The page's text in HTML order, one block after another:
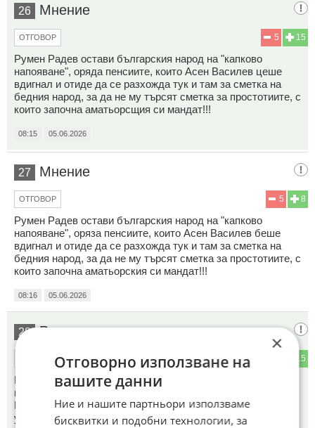
26 Мнение
15
5
ОТГОВОР
Румен Радев остави българския народ на "капково
напояване", оряда пенсиите, които Асен Василев цеше
вдигнал и отиде да се разхожда тук и там за сметка на
бедния народ, за да не му търсят сметка за простотиите, с
които започна аматьорсщия си мандат!!!
08:15 05.06.2026
27 Мнение
8
5
ОТГОВОР
Румен Радев остави българския народ на "капково
напояване", оряза пенсиите, които Асен Василев беше
вдигнал и отиде да се разхожда тук и там за сметка на
бедния народ, за да не му търсят сметка за простотиите, с
които започна аматьорския си мандат!!!
08:16 05.06.2026
28 Радев е едно хвърчило
15
ОТГОВОР
И на този "измислен герой" и "фалшив спасител" маската
му падна!!!
Щял да спасява страната, като удари най-бедните и
уязвимите, а уж щеше да "бори олигархията"!!!!
×
Отговорно използване на
вашите данни
Ние и нашите партньори използваме
бисквитки и подобни технологии, за